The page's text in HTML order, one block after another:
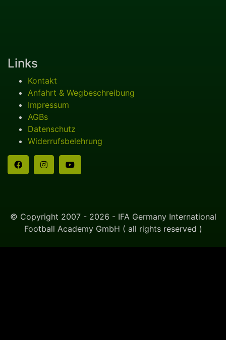
Links
Kontakt
Anfahrt & Wegbeschreibung
Impressum
AGBs
Datenschutz
Widerrufsbelehrung
© Copyright 2007 - 2026 - IFA Germany International
Football Academy GmbH ( all rights reserved )